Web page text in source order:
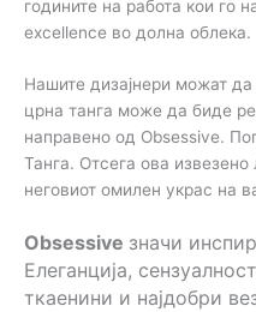
годините на работа кои го
excellence во долна облека.
Нашите дизајнери можат
црна танга може да биде
направено од Obsessive.
Танга. Отсега ова
неговиот омилен украс на
Obsessive значи
Елеганција,
ткаенини и најдобри